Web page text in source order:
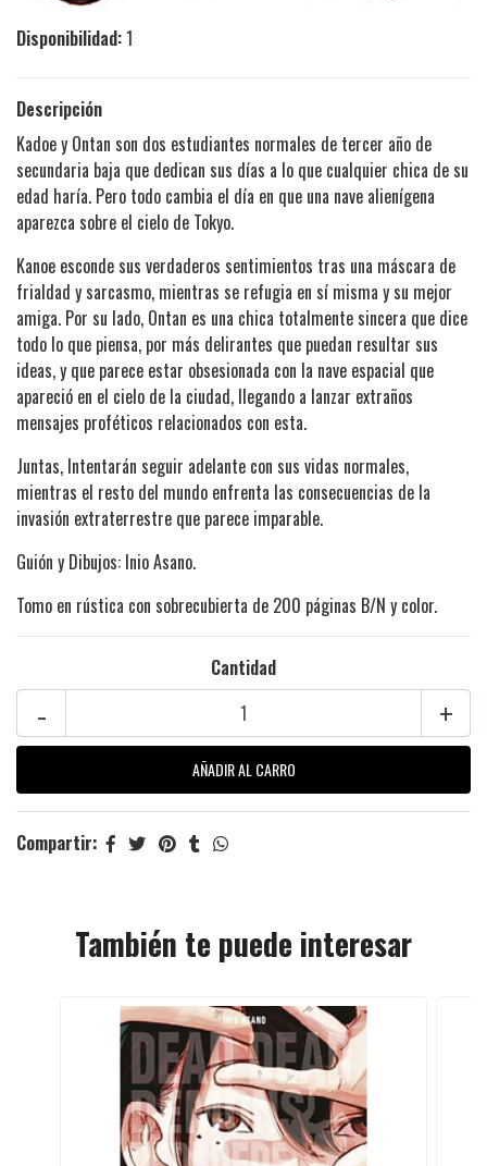
Disponibilidad:1
Descripción
Kadoe y Ontan son dos estudiantes normales de tercer año de
secundaria baja que dedican sus días a lo que cualquier chica de su
edad haría. Pero todo cambia el día en que una nave alienígena
aparezca sobre el cielo de Tokyo.
Kanoe esconde sus verdaderos sentimientos tras una máscara de
frialdad y sarcasmo, mientras se refugia en sí misma y su mejor
amiga. Por su lado, Ontan es una chica totalmente sincera que dice
todo lo que piensa, por más delirantes que puedan resultar sus
ideas, y que parece estar obsesionada con la nave espacial que
apareció en el cielo de la ciudad, llegando a lanzar extraños
mensajes proféticos relacionados con esta.
Juntas, Intentarán seguir adelante con sus vidas normales,
mientras el resto del mundo enfrenta las consecuencias de la
invasión extraterrestre que parece imparable.
Guión y Dibujos: Inio Asano.
Tomo en rústica con sobrecubierta de 200 páginas B/N y color.
Cantidad
+
-
Compartir:
También te puede interesar